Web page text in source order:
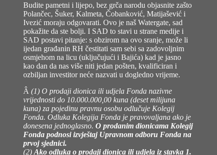
Budite pametni i lijepo, bez grča narodu objasnite zašto
Polančec, Šuker, Kalmeta, Čobanković, Matijašević i
Ivezić moraju odgovarati. Ovo je naš Watergate, sad
pokažite da ste bolji. I SAD to stavi u strane medije i
SAD postavi pitanje: s obzirom na ovo sranje, može li
ijedan građanin RH čestitati sam sebi sa zadovoljnim
osmjehom na licu (uključujući i Bajića) kad je jasno
kao dan da nas više niti jedan pošten, kvalificiran i
ozbiljan investitor neće nazvati u dogledno vrijeme.
Â (1) O prodaji dionica ili udjela Fonda nazivne
vrijednosti do 10.000.000,00 kuna (deset milijuna
kuna) za pojedinu pravnu osobu odlučuje Kolegij
Fonda. Odluka Kolegija Fonda je pravovaljana ako je
donesena jednoglasno. O prodanim dionicama Kolegij
Fonda podnosi izvještaj Upravnom odboru Fonda na
prvoj sjednici.
(2) Ako odluka o prodaji dionica ili udjela iz stavka 1.